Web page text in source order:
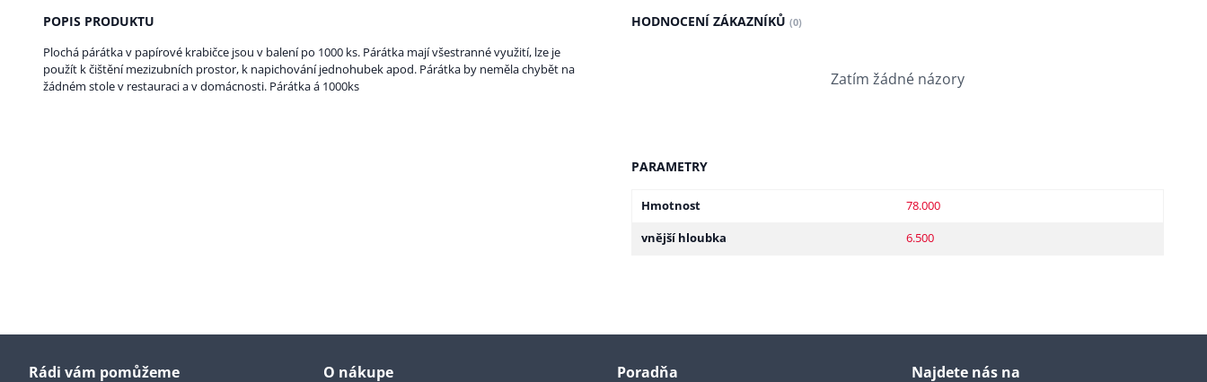
POPIS PRODUKTU
Plochá párátka v papírové krabičce jsou v balení po 1000 ks. Párátka mají všestranné využití, lze je
použít k čištění mezizubních prostor, k napichování jednohubek apod. Párátka by neměla chybět na
žádném stole v restauraci a v domácnosti. Párátka á 1000ks
HODNOCENÍ ZÁKAZNÍKŮ (0)
Zatím žádné názory
PARAMETRY
Hmotnost
78.000
vnější hloubka
6.500
Rádi vám pomůžeme O nákupe Poradňa Najdete nás na